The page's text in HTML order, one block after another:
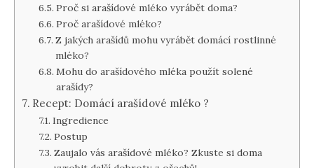
Proč si arašídové mléko vyrábět doma?
Proč arašídové mléko?
Z jakých arašídů mohu vyrábět domácí rostlinné
mléko?
Mohu do arašídového mléka použít solené
arašídy?
Recept: Domácí arašídové mléko ?
Ingredience
Postup
Zaujalo vás arašídové mléko? Zkuste si doma